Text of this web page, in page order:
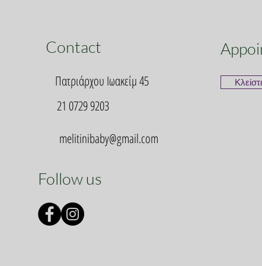
Contact
Πατριάρχου Ιωακείμ 45
21 0729 9203
melitinibaby@gmail.com
Follow us